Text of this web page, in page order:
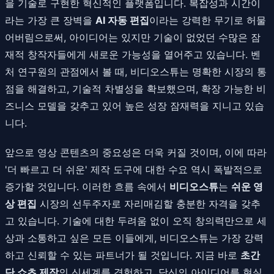
을 기술로 구현한 혁신적인 플랫폼입니다. 복잡성과 시간이
라는 가장 큰 장벽을 AI 자동 편집이라는 강력한 무기로 허물
어버림으로써, 아이디어는 있지만 기술이 없었던 수많은 잠
재적 창작자들에게 새로운 가능성을 열어주고 있습니다. 벤
처 연구원의 관점에서 볼 때, 비디오스튜는 명확한 시장의 통
점을 해결하고, 기술적 차별성을 확보했으며, 확장 가능한 비
즈니스 모델을 갖추고 있어 높은 성장 잠재력을 지니고 있습
니다.
앞으로 영상 콘텐츠의 중요성은 더욱 커질 것이며, 이에 따라
'더 빠르고 더 쉬운' 제작 도구에 대한 수요 역시 폭발적으로
증가할 것입니다. 이러한 흐름 속에서 비디오스튜는 쉬운 영
상 편집 시장의 선두주자로 자리매김할 충분한 자격을 갖추
고 있습니다. 기술에 대한 두려움 없이 오직 창의력만으로 세
상과 소통하고 싶은 모든 이들에게, 비디오스튜는 가장 강력
하고 신뢰할 수 있는 파트너가 될 것입니다. 지금 바로 초간